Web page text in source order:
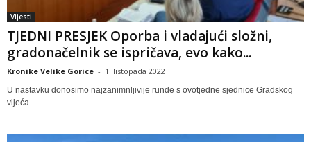
Vijesti
TJEDNI PRESJEK Oporba i vladajući složni,
gradonačelnik se ispričava, evo kako...
Kronike Velike Gorice - 1. listopada 2022
U nastavku donosimo najzanimnljivije runde s ovotjedne sjednice Gradskog
vijeća